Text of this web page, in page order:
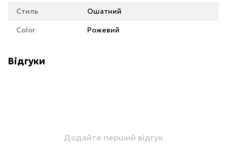
Стиль Ошатний
Color Рожевий
Відгуки
Додайте перший відгук